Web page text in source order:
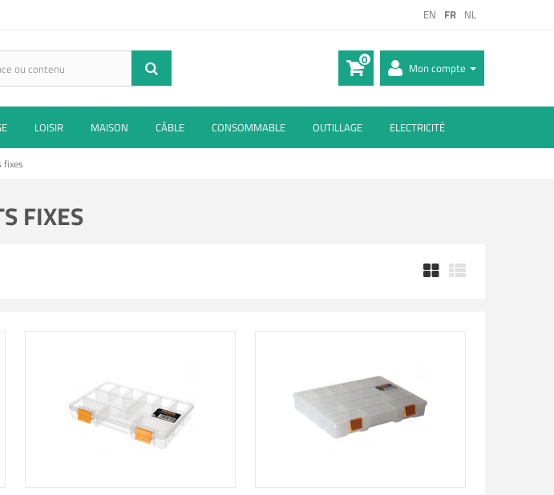
EN FR NL
Mon compte
0
LOISIR MAISON CÂBLE CONSOMMABLE OUTILLAGE ELECTRICITÉ
fixes
FIXES